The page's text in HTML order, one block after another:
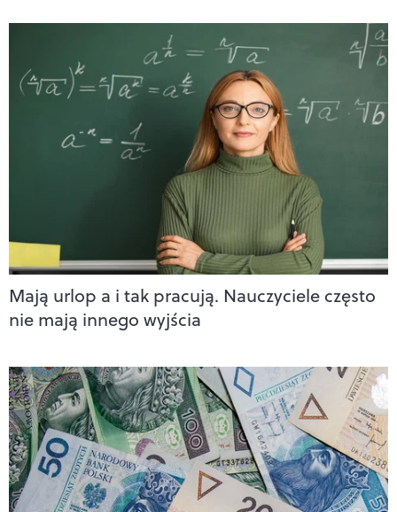
Mają urlop a i tak pracują. Nauczyciele często
nie mają innego wyjścia